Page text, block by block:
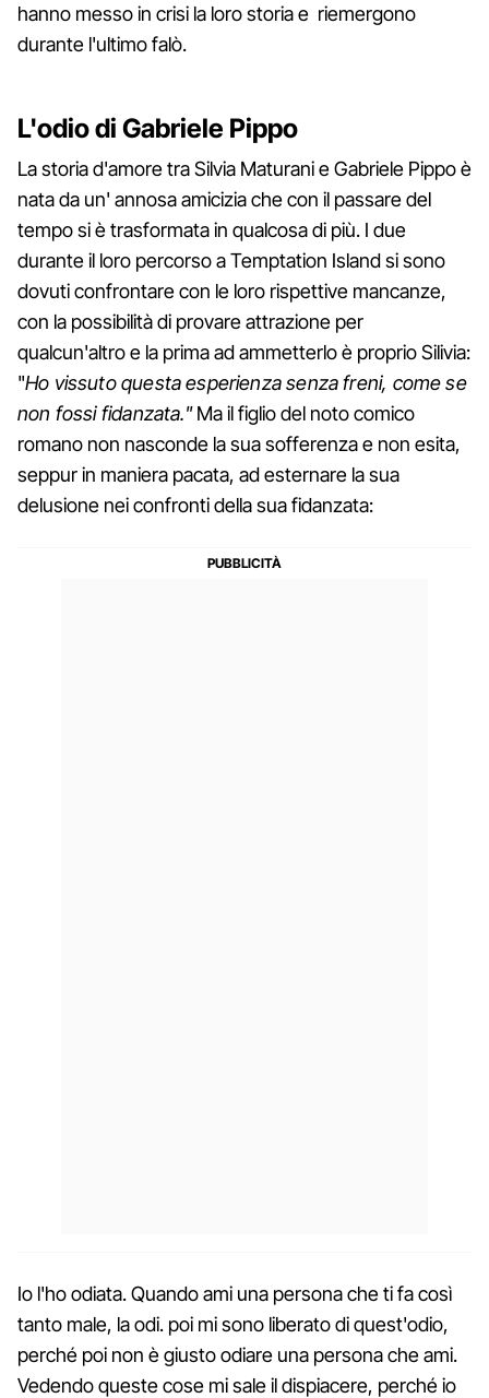
hanno messo in crisi la loro storia e riemergono
durante l'ultimo falò.
L'odio di Gabriele Pippo
La storia d'amore tra Silvia Maturani e Gabriele Pippo è
nata da un' annosa amicizia che con il passare del
tempo si è trasformata in qualcosa di più. I due
durante il loro percorso a Temptation Island si sono
dovuti confrontare con le loro rispettive mancanze,
con la possibilità di provare attrazione per
qualcun'altro e la prima ad ammetterlo è proprio Silivia:
"Ho vissuto questa esperienza senza freni, come se
non fossi fidanzata."Ma il figlio del noto comico
romano non nasconde la sua sofferenza e non esita,
seppur in maniera pacata, ad esternare la sua
delusione nei confronti della sua fidanzata:
Io l'ho odiata. Quando ami una persona che ti fa così
tanto male, la odi. poi mi sono liberato di quest'odio,
perché poi non è giusto odiare una persona che ami.
Vedendo queste cose mi sale il dispiacere, perché io